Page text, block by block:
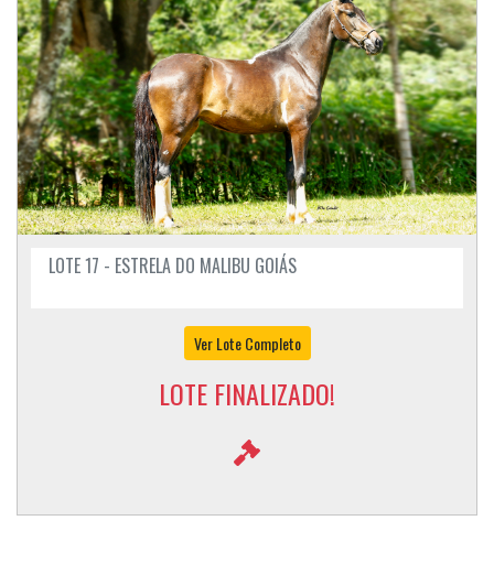
LOTE 17 - ESTRELA DO MALIBU GOIÁS
Ver Lote Completo
LOTE FINALIZADO!